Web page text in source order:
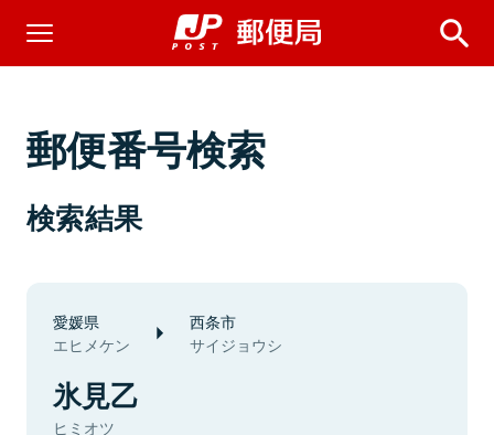
郵便番号検索
検索結果
愛媛県
エヒメケン
西条市
サイジョウシ
氷見乙
ヒミオツ